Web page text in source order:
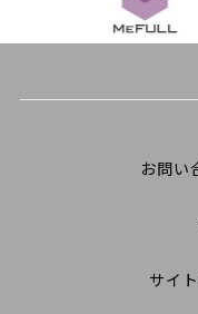
お問い
サイ